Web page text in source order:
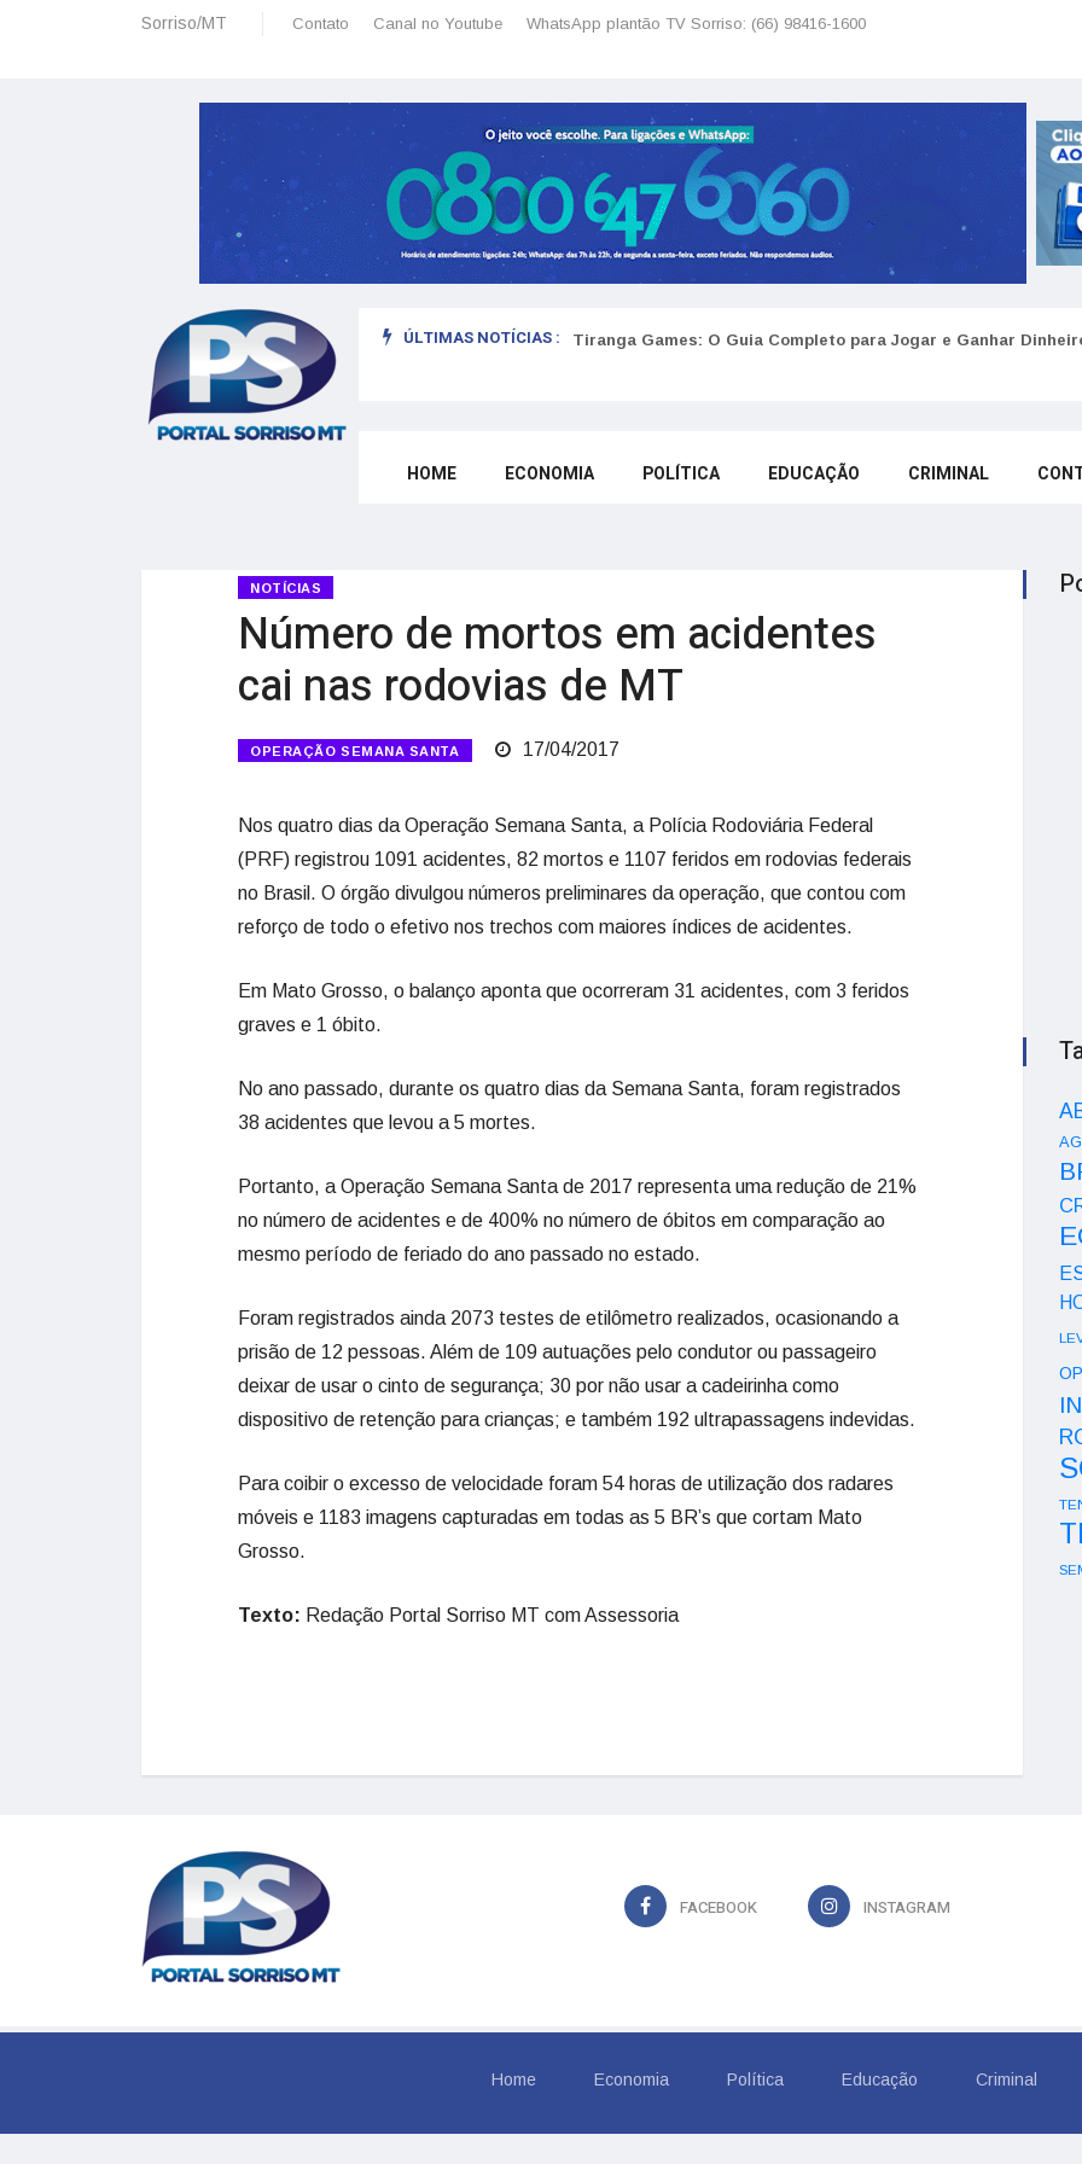
Sorriso/MT Contato Canal no Youtube WhatsApp plantão TV Sorriso: (66) 98416-1600
ÚLTIMAS NOTÍCIAS :
planeamento financeiro detalhado para não passar sufoco Tiranga Games: O Guia Completo para Jogar e Ganhar
HOME ECONOMIA POLÍTICA EDUCAÇÃO CRIMINAL
NOTÍCIAS
Número de mortos em acidentes
cai nas rodovias de MT
OPERAÇÃO SEMANA SANTA 17/04/2017
Nos quatro dias da Operação Semana Santa, a Polícia Rodoviária Federal
(PRF) registrou 1091 acidentes, 82 mortos e 1107 feridos em rodovias federais
no Brasil. O órgão divulgou números preliminares da operação, que contou com
reforço de todo o efetivo nos trechos com maiores índices de acidentes.
Em Mato Grosso, o balanço aponta que ocorreram 31 acidentes, com 3 feridos
graves e 1 óbito.
No ano passado, durante os quatro dias da Semana Santa, foram registrados
38 acidentes que levou a 5 mortes.
Portanto, a Operação Semana Santa de 2017 representa uma redução de 21%
no número de acidentes e de 400% no número de óbitos em comparação ao
mesmo período de feriado do ano passado no estado.
Foram registrados ainda 2073 testes de etilômetro realizados, ocasionando a
prisão de 12 pessoas. Além de 109 autuações pelo condutor ou passageiro
deixar de usar o cinto de segurança; 30 por não usar a cadeirinha como
dispositivo de retenção para crianças; e também 192 ultrapassagens indevidas.
Para coibir o excesso de velocidade foram 54 horas de utilização dos radares
móveis e 1183 imagens capturadas em todas as 5 BR’s que cortam Mato
Grosso.
Texto: Redação Portal Sorriso MT com Assessoria
FACEBOOK INSTAGRAM
Home Economia Política Educação Criminal